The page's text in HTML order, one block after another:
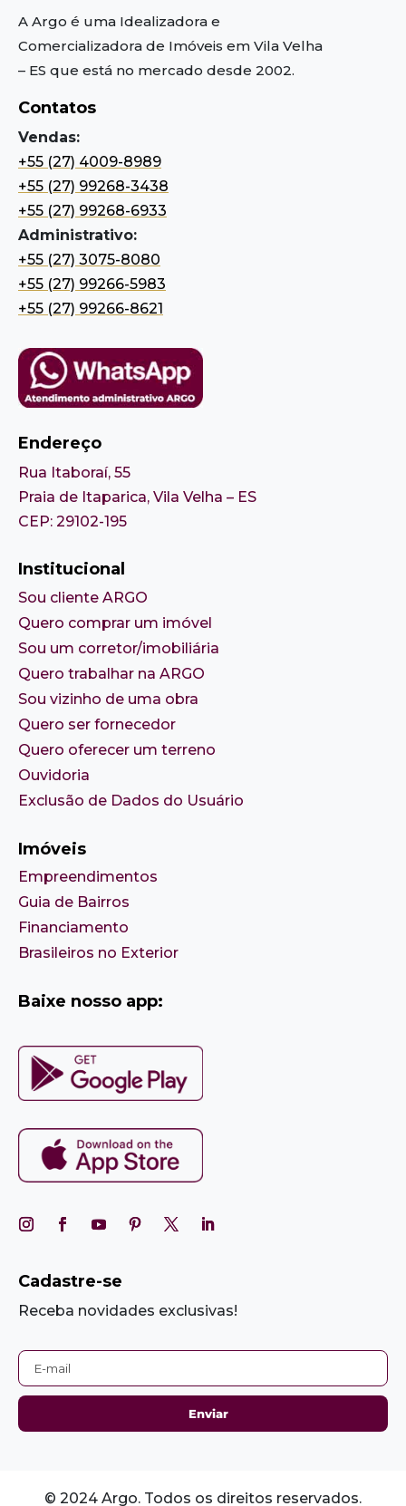
A Argo é uma Idealizadora e
Comercializadora de Imóveis em Vila Velha
– ES que está no mercado desde 2002.
Contatos
Vendas:
+55 (27) 4009-8989
+55 (27) 99268-3438
+55 (27) 99268-6933
Administrativo:
+55 (27) 3075-8080
+55 (27) 99266-5983
+55 (27) 99266-8621
Endereço
Rua Itaboraí, 55
Praia de Itaparica, Vila Velha – ES
CEP: 29102-195
Institucional
Sou cliente ARGO
Quero comprar um imóvel
Sou um corretor/imobiliária
Quero trabalhar na ARGO
Sou vizinho de uma obra
Quero ser fornecedor
Quero oferecer um terreno
Ouvidoria
Exclusão de Dados do Usuário
Imóveis
Empreendimentos
Guia de Bairros
Financiamento
Brasileiros no Exterior
Baixe nosso app:
Cadastre-se
Receba novidades exclusivas!
© 2024 Argo. Todos os direitos reservados.